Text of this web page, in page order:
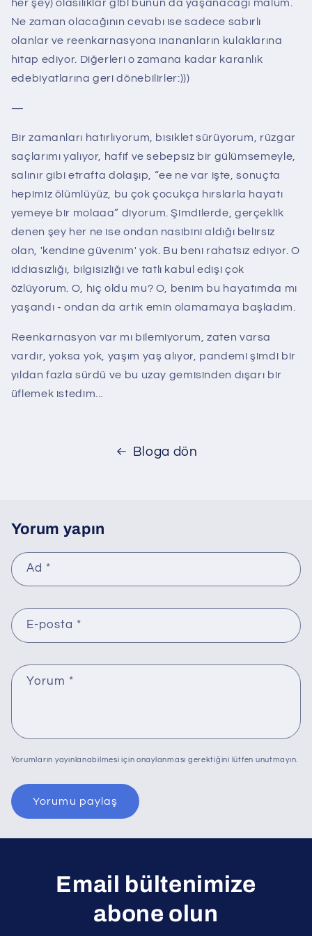
her şey) olasılıklar gibi bunun da yaşanacağı malum.
Ne zaman olacağının cevabı ise sadece sabırlı
olanlar ve reenkarnasyona inananların kulaklarına
hitap ediyor. Diğerleri o zamana kadar karanlık
edebiyatlarına geri dönebilirler:)))
—
Bir zamanları hatırlıyorum, bisiklet sürüyorum, rüzgar
saçlarımı yalıyor, hafif ve sebepsiz bir gülümsemeyle,
salınır gibi etrafta dolaşıp, “ee ne var işte, sonuçta
hepimiz ölümlüyüz, bu çok çocukça hırslarla hayatı
yemeye bir molaaa” diyorum. Şimdilerde, gerçeklik
denen şey her ne ise ondan nasibini aldığı belirsiz
olan, 'kendine güvenim' yok. Bu beni rahatsız ediyor. O
iddiasızlığı, bilgisizliği ve tatlı kabul edişi çok
özlüyorum. O, hiç oldu mu? O, benim bu hayatımda mı
yaşandı - ondan da artık emin olamamaya başladım.
Reenkarnasyon var mı bilemiyorum, zaten varsa
vardır, yoksa yok, yaşım yaş alıyor, pandemi şimdi bir
yıldan fazla sürdü ve bu uzay gemisinden dışarı bir
üflemek istedim...
Bloga dön
Yorum yapın
Ad *
E-posta *
Yorum *
Yorumların yayınlanabilmesi için onaylanması gerektiğini lütfen unutmayın.
Email bültenimize
abone olun